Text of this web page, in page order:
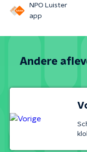
NPO Luister
app
Andere